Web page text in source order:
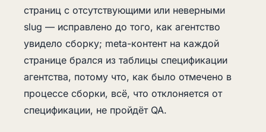
страниц с отсутствующими или неверными
slug — исправлено до того, как агентство
увидело сборку; meta-контент на каждой
странице брался из таблицы спецификации
агентства, потому что, как было отмечено в
процессе сборки, всё, что отклоняется от
спецификации, не пройдёт QA.